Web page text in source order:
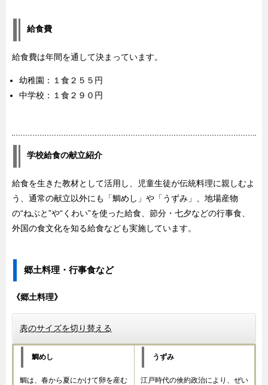
給食費
給食費は年間を通して決まっています。
幼稚園：１食２５５円
中学校：１食２９０円
学校給食の献立紹介
給食を生きた教材として活用し、児童生徒が伝統料理に親しむよ
う、通常の献立以外にも「鯛めし」や「うずみ」、地場産物
の“ねぶと”や“くわい”を使った給食、節分・七夕などの行事食、
外国の食文化を知る給食なども実施しています。
郷土料理・行事食など
《郷土料理》
表のサイズを切り替える
鯛めし
鯛は、春から夏にかけて卵を産む
うずみ
江戸時代の倹約政治により、ぜい